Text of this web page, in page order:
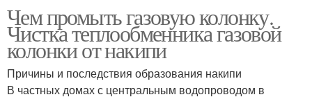
Чем промыть газовую колонку.
Чистка теплообменника газовой
колонки от накипи
Причины и последствия образования накипи
В частных домах с центральным водопроводом в